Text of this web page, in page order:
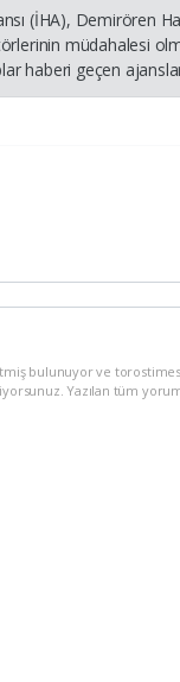
(İHA), Demirören
müdahalesi
haberi geçen
bulunuyor ve
Yazılan tüm